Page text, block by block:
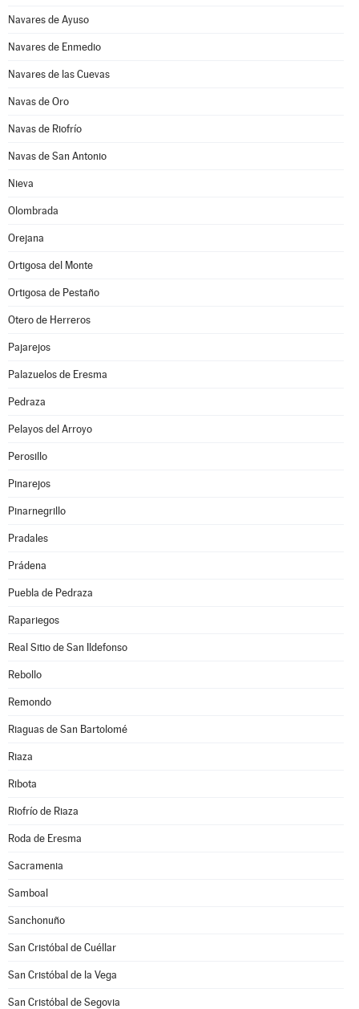
Navares de Ayuso
Navares de Enmedio
Navares de las Cuevas
Navas de Oro
Navas de Riofrío
Navas de San Antonio
Nieva
Olombrada
Orejana
Ortigosa del Monte
Ortigosa de Pestaño
Otero de Herreros
Pajarejos
Palazuelos de Eresma
Pedraza
Pelayos del Arroyo
Perosillo
Pinarejos
Pinarnegrillo
Pradales
Prádena
Puebla de Pedraza
Rapariegos
Real Sitio de San Ildefonso
Rebollo
Remondo
Riaguas de San Bartolomé
Riaza
Ribota
Riofrío de Riaza
Roda de Eresma
Sacramenia
Samboal
Sanchonuño
San Cristóbal de Cuéllar
San Cristóbal de la Vega
San Cristóbal de Segovia